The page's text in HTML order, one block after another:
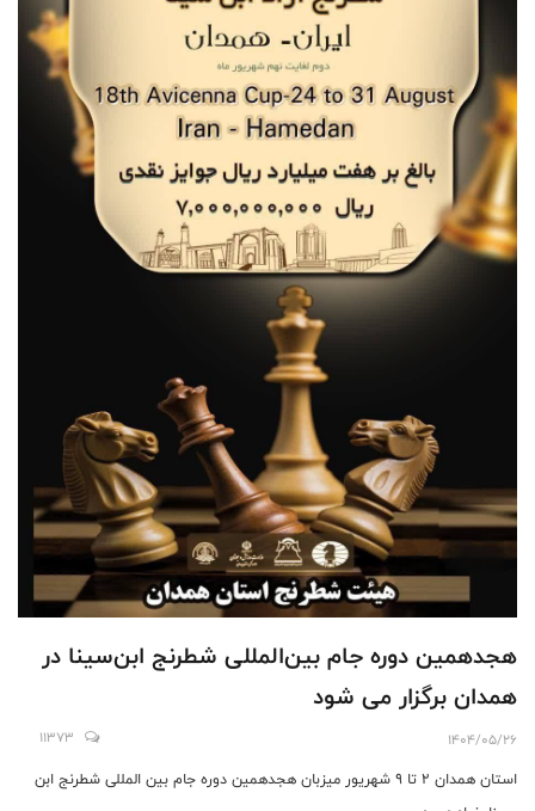
هجدهمین دوره جام بین‌المللی شطرنج ابن‌سینا در
همدان برگزار می شود
1404/05/26
11373
استان همدان ۲ تا ۹ شهریور میزبان هجدهمین دوره جام بین المللی شطرنج ابن